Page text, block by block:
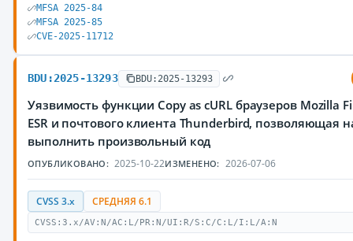
MFSA 2025-84
MFSA 2025-85
CVE-2025-11712
BDU:2025-13293 BDU:2025-13293
Уязвимость функции Copy as cURL браузеров Mozilla
ESR и почтового клиента Thunderbird, позволяющая
выполнить произвольный код
ОПУБЛИКОВАНО: 2025-10-22ИЗМЕНЕНО: 2026-07-06
CVSS 3.x СРЕДНЯЯ 6.1
CVSS:3.x/AV:N/AC:L/PR:N/UI:R/S:C/C:L/I:L/A:N